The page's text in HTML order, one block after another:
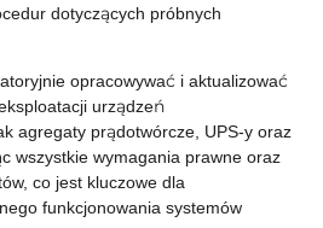
dotyczących próbnych
opracowywać i aktualizować
urządzeń
agregaty prądotwórcze, UPS-y oraz
wszystkie wymagania prawne oraz
co jest kluczowe dla
funkcjonowania systemów